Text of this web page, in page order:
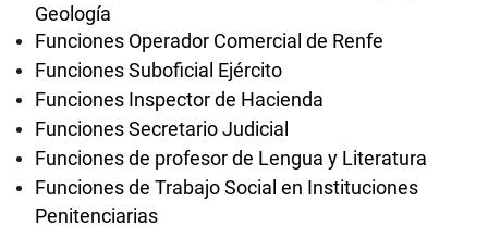
Geología
Funciones Operador Comercial de Renfe
Funciones Suboficial Ejército
Funciones Inspector de Hacienda
Funciones Secretario Judicial
Funciones de profesor de Lengua y Literatura
Funciones de Trabajo Social en Instituciones
Penitenciarias